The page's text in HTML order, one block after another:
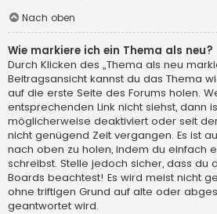
Nach oben
Wie markiere ich ein Thema als neu?
Durch Klicken des „Thema als neu
Beitragsansicht kannst du das Thema
auf die erste Seite des Forums holen.
entsprechenden Link nicht siehst, dann
möglicherweise deaktiviert oder seit
nicht genügend Zeit vergangen. Es ist
nach oben zu holen, indem du einfach
schreibst. Stelle jedoch sicher, dass du
Boards beachtest! Es wird meist nicht
ohne triftigen Grund auf alte oder
geantwortet wird.